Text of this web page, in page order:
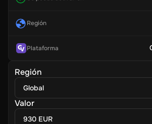
Región
Plataforma
Región
Global
Valor
930 EUR